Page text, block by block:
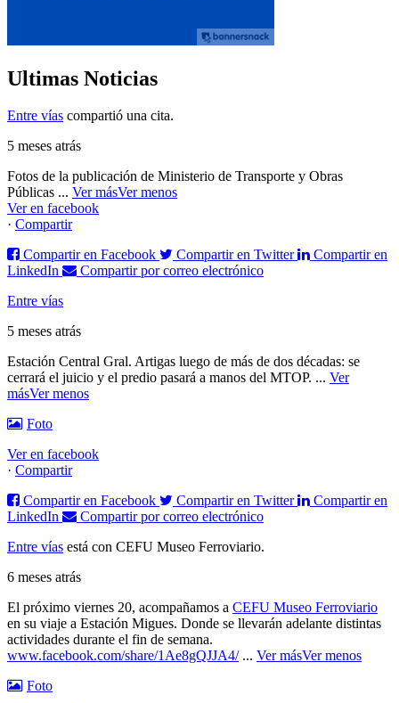
Ultimas Noticias
Entre vías compartió una cita.
5 meses atrás
Fotos de la publicación de Ministerio de Transporte y Obras
Públicas ... Ver másVer menos
Ver en facebook
· Compartir
Compartir en Facebook
Compartir en Twitter
Compartir en
LinkedIn
Compartir por correo electrónico
Entre vías
5 meses atrás
Estación Central Gral. Artigas luego de más de dos décadas: se
cerrará el juicio y el predio pasará a manos del MTOP. ... Ver
másVer menos
Foto
Ver en facebook
· Compartir
Compartir en Facebook
Compartir en Twitter
Compartir en
LinkedIn
Compartir por correo electrónico
Entre vías está con CEFU Museo Ferroviario.
6 meses atrás
El próximo viernes 20, acompañamos a CEFU Museo Ferroviario
en su viaje a Estación Migues. Donde se llevarán adelante distintas
actividades durante el fin de semana.
www.facebook.com/share/1Ae8gQJJA4/ ... Ver másVer menos
Foto